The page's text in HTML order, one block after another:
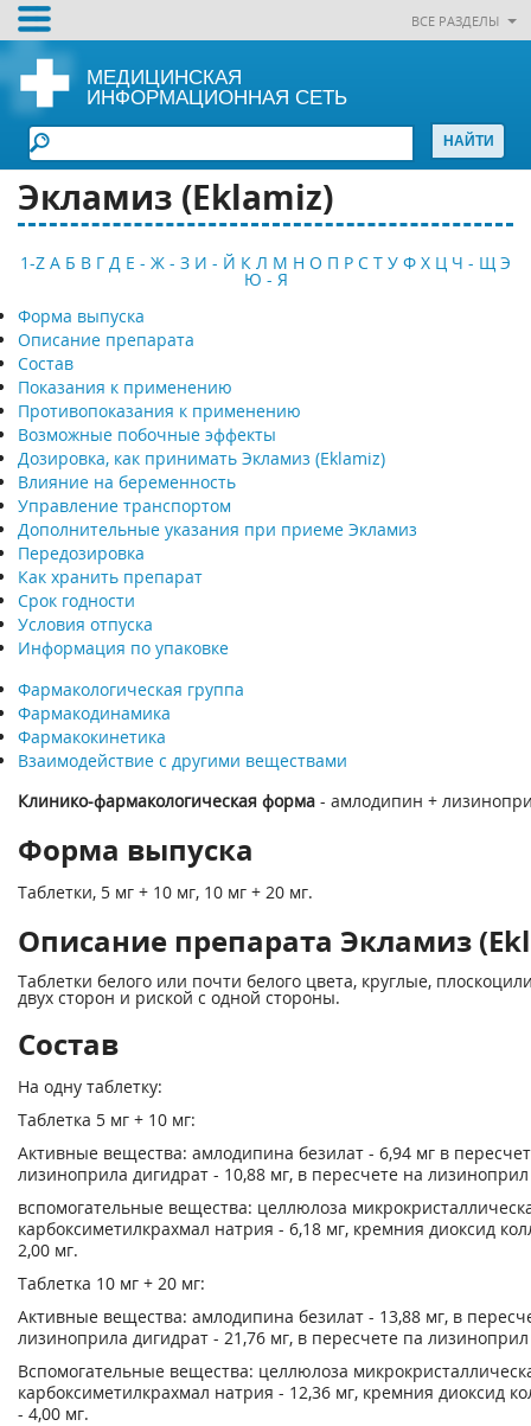
ВСЕ РАЗДЕЛЫ
МЕДИЦИНСКАЯ
ИНФОРМАЦИОННАЯ СЕТЬ
Экламиз (Eklamiz)
1-Z А Б В Г Д Е - Ж - З И - Й К Л М Н О П Р С Т У Ф Х Ц Ч - Щ Э
Ю - Я
Форма выпуска
Описание препарата
Состав
Показания к применению
Противопоказания к применению
Возможные побочные эффекты
Дозировка, как принимать Экламиз (Eklamiz)
Влияние на беременность
Управление транспортом
Дополнительные указания при приеме Экламиз
Передозировка
Как хранить препарат
Срок годности
Условия отпуска
Информация по упаковке
Фармакологическая группа
Фармакодинамика
Фармакокинетика
Взаимодействие с другими веществами
Клинико-фармакологическая форма - амлодипин +
Форма выпуска
Таблетки, 5 мг + 10 мг, 10 мг + 20 мг.
Описание препарата Экламиз
Таблетки белого или почти белого цвета, круглые,
двух сторон и риской с одной стороны.
Состав
На одну таблетку:
Таблетка 5 мг + 10 мг:
Активные вещества: амлодипина безилат - 6,94 мг в
лизиноприла дигидрат - 10,88 мг, в пересчете на
вспомогательные вещества: целлюлоза
карбоксиметилкрахмал натрия - 6,18 мг, кремния диоксид
2,00 мг.
Таблетка 10 мг + 20 мг:
Активные вещества: амлодипина безилат - 13,88 мг, в
лизиноприла дигидрат - 21,76 мг, в пересчете па
Вспомогательные вещества: целлюлоза
карбоксиметилкрахмал натрия - 12,36 мг, кремния диоксид
- 4,00 мг.